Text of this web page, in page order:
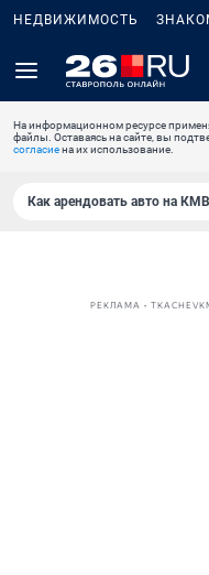
НЕДВИЖИМОСТЬ
На информационном ресурсе
файлы. Оставаясь на сайте, вы
согласиена их использование.
Как арендовать авто на
РЕКЛАМА •